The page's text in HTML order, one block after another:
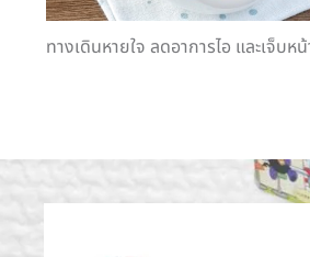
ทางเดินหายใจ ลดอาการไอ และเจ็บห